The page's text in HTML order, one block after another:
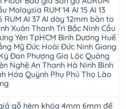
Malaysia RUM 14 AI 15 AI 13
RUM AI 37 AI dày 12mm bản to
Xuân Thanh Trì Bắc Ninh Cầu
Yên TpHCM Bình Dương Huế
Mỹ Đức Hoài Đức Ninh Giang
Đan Phượng Gia Lộc Quảng
Nghệ An Thanh Hà Ninh Bình
Hóa Quỳnh Phụ Phú Thọ Lào
gỗ hèm khóa 4mm 6mm đế